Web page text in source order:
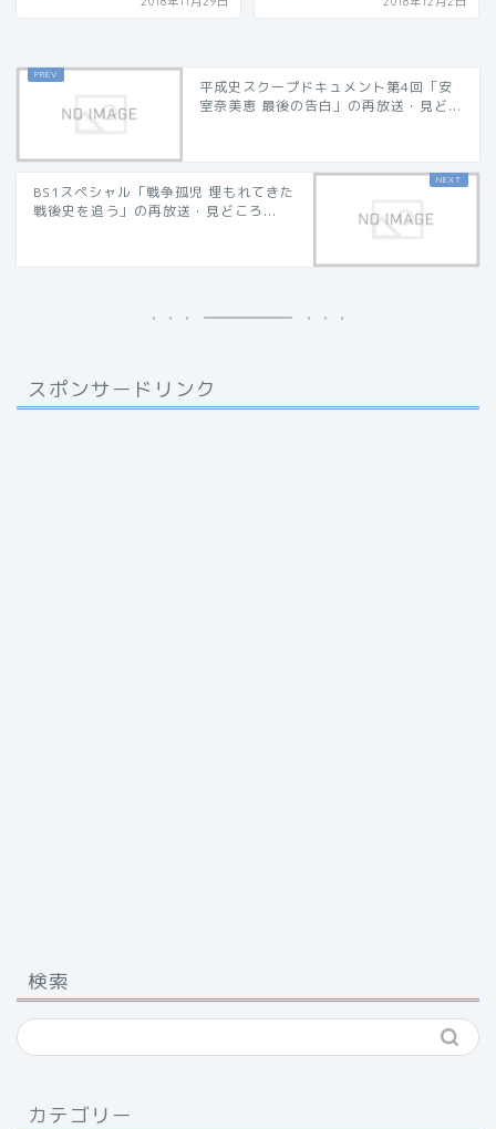
平成史スクープドキュメント第4回「安
室奈美恵 最後の告白」の再放送・見ど...
BS1スペシャル「戦争孤児 埋もれてきた
戦後史を追う」の再放送・見どころ...
スポンサードリンク
検索
カテゴリー